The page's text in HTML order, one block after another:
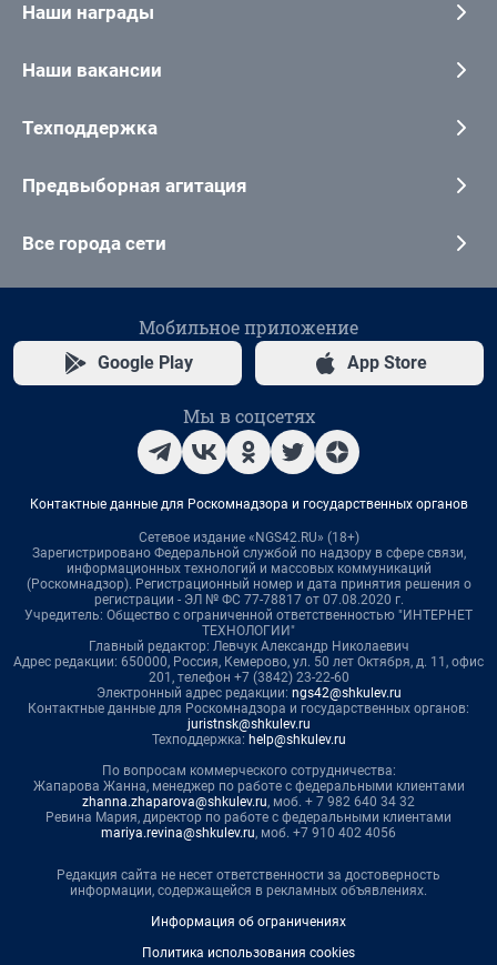
Наши награды
Наши вакансии
Техподдержка
Предвыборная агитация
Все города сети
Мобильное приложение
Google Play App Store
Мы в соцсетях
Контактные данные для Роскомнадзора и государственных органов
Сетевое издание «NGS42.RU» (18+)
Зарегистрировано Федеральной службой по надзору в сфере связи,
информационных технологий и массовых коммуникаций
(Роскомнадзор). Регистрационный номер и дата принятия решения о
регистрации - ЭЛ № ФС 77-78817 от 07.08.2020 г.
Учредитель: Общество с ограниченной ответственностью "ИНТЕРНЕТ
ТЕХНОЛОГИИ"
Главный редактор: Левчук Александр Николаевич
Адрес редакции: 650000, Россия, Кемерово, ул. 50 лет Октября, д. 11, офис
201, телефон +7 (3842) 23-22-60
Электронный адрес редакции: ngs42@shkulev.ru
Контактные данные для Роскомнадзора и государственных органов:
juristnsk@shkulev.ru
Техподдержка: help@shkulev.ru
По вопросам коммерческого сотрудничества:
Жапарова Жанна, менеджер по работе с федеральными клиентами
zhanna.zhaparova@shkulev.ru, моб. + 7 982 640 34 32
Ревина Мария, директор по работе с федеральными клиентами
mariya.revina@shkulev.ru, моб. +7 910 402 4056
Редакция сайта не несет ответственности за достоверность
информации, содержащейся в рекламных объявлениях.
Информация об ограничениях
Политика использования cookies